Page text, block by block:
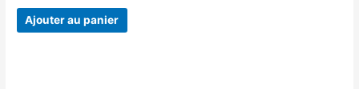
Ajouter au panier